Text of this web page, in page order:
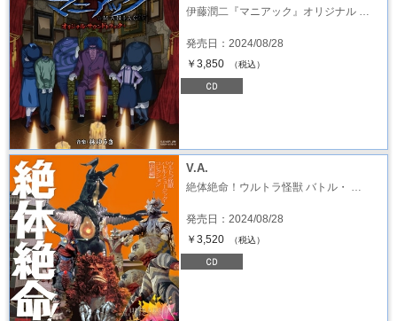
伊藤潤二『マニアック』オリジナル …
発売日：2024/08/28
￥3,850
（税込）
V.A.
絶体絶命！ウルトラ怪獣 バトル・ …
発売日：2024/08/28
￥3,520
（税込）